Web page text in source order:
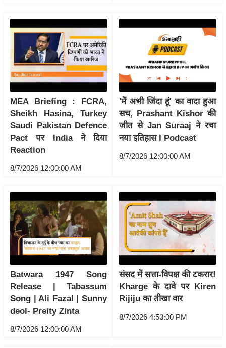
न
त
बॉ
ली
वु
ड
हॉ
ली
वु
फि
ल्म
स
मी
क्षा
r
e
a
k
i
MEA Briefing : FCRA,
Sheikh Hasina, Turkey
Saudi Pakistan Defence
Pact पर India ने दिया
Reaction
8/7/2026 12:00:00 AM
'मैं अभी जिंदा हूं' का वादा हुआ
सच, Prashant Kishor की
जीत से Jan Suraaj ने रचा
नया इतिहास I Podcast
8/7/2026 12:00:00 AM
Batwara 1947 Song
Release | Tabassum
Song | Ali Fazal | Sunny
deol- Preity Zinta
8/7/2026 12:00:00 AM
संसद में सत्ता-विपक्ष की टकरार!
Kharge के दावे पर Kiren
Rijiju का तीखा वार
8/7/2026 4:53:00 PM